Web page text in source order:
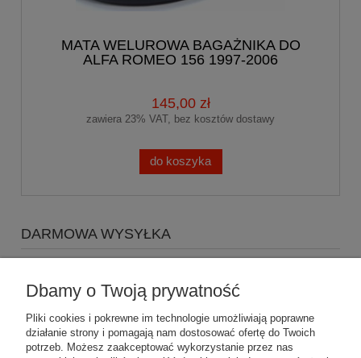
MATA WELUROWA BAGAŻNIKA DO
ALFA ROMEO 156 1997-2006
145,00 zł
zawiera 23% VAT, bez kosztów dostawy
do koszyka
DARMOWA WYSYŁKA
wysyłki Gratis
Dbamy o Twoją prywatność
Pliki cookies i pokrewne im technologie umożliwiają poprawne
działanie strony i pomagają nam dostosować ofertę do Twoich
potrzeb. Możesz zaakceptować wykorzystanie przez nas